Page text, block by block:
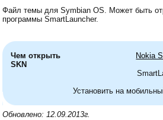
Файл темы для Symbian OS. Может быть
программы SmartLauncher.
Чем открыть
SKN
Nokia
Установить на
Обновлено: 12.09.2013г.